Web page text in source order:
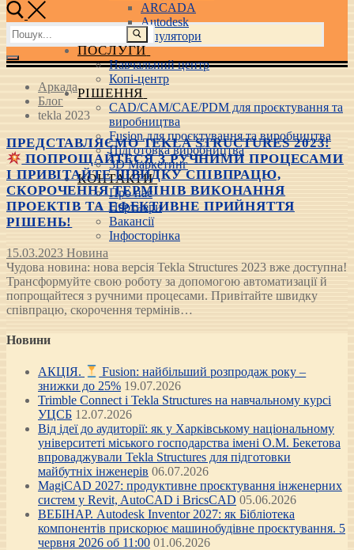
ARCADA
Autodesk
3D маніпулятори
ПОСЛУГИ
Навчальний центр
Копі-центр
РІШЕННЯ
CAD/CAM/CAE/PDM для проєктування та
виробництва
Fusion для проєктування та виробництва
Підготовка виробництва
3D Маркетинг
КОНТАКТИ
Про нас
Партнери
Вакансії
Інфосторінка
Пошук:
Аркада
Блог
tekla 2023
ПРЕДСТАВЛЯЄМО TEKLA STRUCTURES 2023!
ПОПРОЩАЙТЕСЯ З РУЧНИМИ ПРОЦЕСАМИ
І ПРИВІТАЙТЕ ШВИДКУ СПІВПРАЦЮ,
СКОРОЧЕННЯ ТЕРМІНІВ ВИКОНАННЯ
ПРОЕКТІВ ТА ЕФЕКТИВНЕ ПРИЙНЯТТЯ
РІШЕНЬ!
15.03.2023 Новина
Чудова новина: нова версія Tekla Structures 2023 вже доступна!
Трансформуйте свою роботу за допомогою автоматизації й
попрощайтеся з ручними процесами. Привітайте швидку
співпрацю, скорочення термінів…
Новини
АКЦІЯ.
Fusion: найбільший розпродаж року –
знижки до 25% 19.07.2026
Trimble Connect і Tekla Structures на навчальному курсі
УЦСБ 12.07.2026
Від ідеї до аудиторії: як у Харківському національному
університеті міського господарства імені О.М. Бекетова
впроваджували Tekla Structures для підготовки
майбутніх інженерів 06.07.2026
MagiCAD 2027: продуктивне проєктування інженерних
систем у Revit, AutoCAD і BricsCAD 05.06.2026
ВЕБІНАР. Autodesk Inventor 2027: як Бібліотека
компонентів прискорює машинобудівне проєктування. 5
червня 2026 об 11:00 01.06.2026